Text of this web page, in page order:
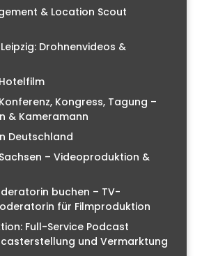
& Location Scout
Drohnenvideos &
Kongress, Tagung –
& Kameramann
Deutschland
– Videoproduktion &
buchen – TV-
für Filmproduktion
Full-Service Podcast
und Vermarktung